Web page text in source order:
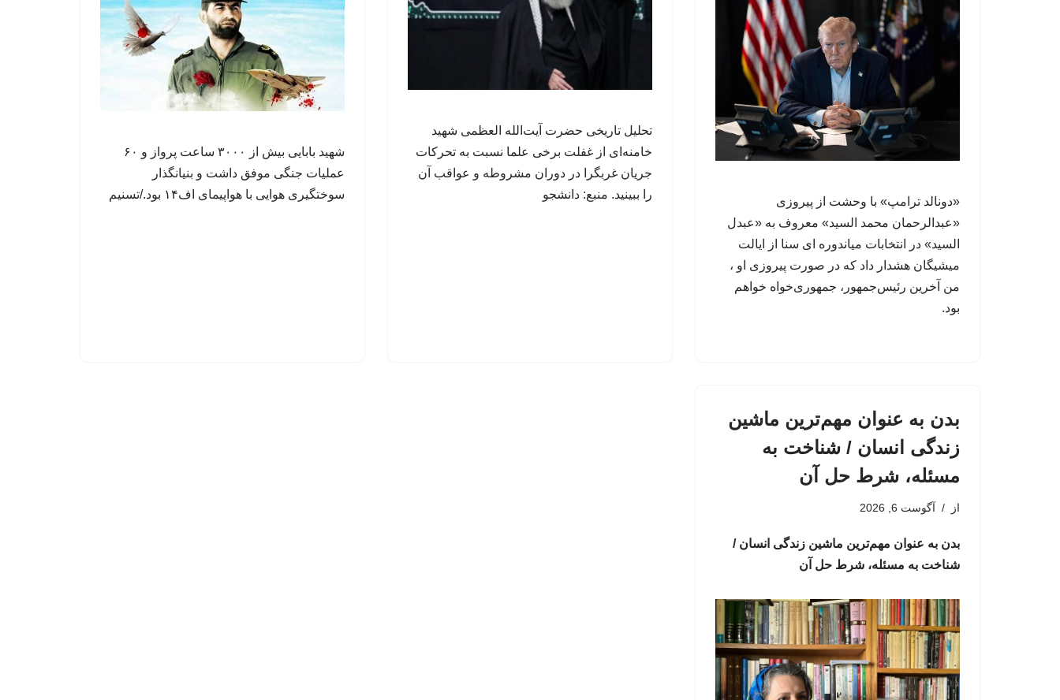
«دونالد ترامپ» با وحشت از پیروزی
«عبدالرحمان محمد السید» معروف به «عبدل
السید» در انتخابات میاندوره ای سنا از ایالت
میشیگان هشدار داد که در صورت پیروزی او ،
من آخرین رئیس‌جمهور، جمهوری‌‍‌خواه خواهم
بود.
تحلیل تاریخی حضرت آیت‌الله العظمی شهید
خامنه‌ای از غفلت برخی علما نسبت به تحرکات
جریان غربگرا در دوران مشروطه و عواقب آن
را ببینید. منبع: دانشجو
شهید بابایی بیش از ۳۰۰۰ ساعت پرواز و ۶۰
عملیات جنگی موفق داشت و بنیانگذار
سوختگیری هوایی با هواپیمای اف۱۴ بود./تسنیم
بدن به عنوان مهم‌ترین ماشین
زندگی انسان / شناخت به
مسئله، شرط حل آن
از آگوست 6, 2026
بدن به عنوان مهم‌ترین ماشین زندگی انسان /
شناخت به مسئله، شرط حل آن